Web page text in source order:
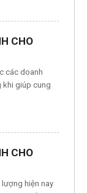
CHO
các doanh
khi giúp cung
CHO
hiện nay